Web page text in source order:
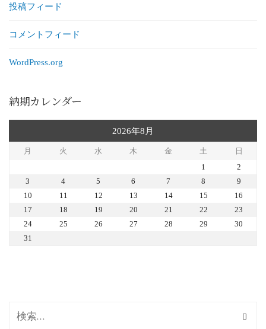
投稿フィード
コメントフィード
WordPress.org
納期カレンダー
2026年8月
月 火 水 木 金 土
日
1
2
3
4 5 6 7 8
9
10
11 12 13 14 15
16
17
18 19 20 21 22
23
24
25 26 27 28 29
30
31